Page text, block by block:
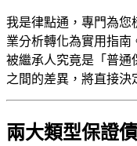
我是律點通，專門為您
業分析轉化為實用指
被繼承人究竟是「普通
之間的差異，將直接決
兩大類型保證